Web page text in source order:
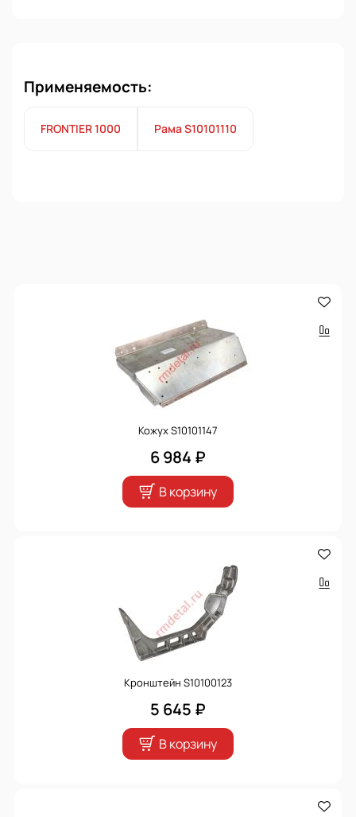
Применяемость:
FRONTIER 1000 Рама S10101110
Кожух S10101147
6 984 ₽
В корзину
Кронштейн S10100123
5 645 ₽
В корзину